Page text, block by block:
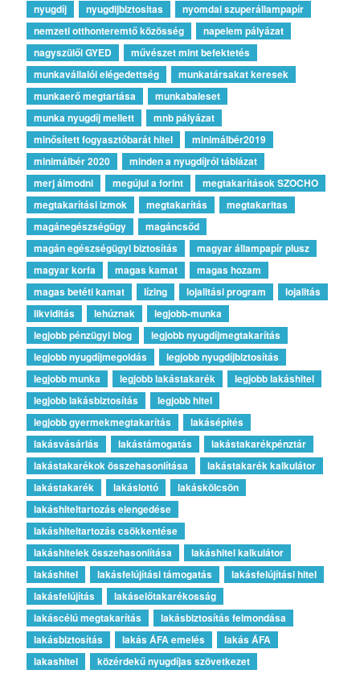
nyugdíj
nyugdijbiztositas
nyomdai szuperállampapír
nemzeti otthonteremtő közösség
napelem pályázat
nagyszülői GYED
művészet mint befektetés
munkavállalói elégedettség
munkatársakat keresek
munkaerő megtartása
munkabaleset
munka nyugdíj mellett
mnb pályázat
minősített fogyasztóbarát hitel
minimálbér2019
minimálbér 2020
minden a nyugdíjról táblázat
merj álmodni
megújul a forint
megtakarítások SZOCHO
megtakarítási izmok
megtakarítás
megtakaritas
magánegészségügy
magáncsőd
magán egészségügyi biztosítás
magyar állampapír plusz
magyar korfa
magas kamat
magas hozam
magas betéti kamat
lízing lojalitási program
lojalitás
likviditás
lehúznak
legjobb-munka
legjobb pénzügyi blog
legjobb nyugdíjmegtakarítás
legjobb nyugdíjmegoldás
legjobb nyugdíjbiztosítás
legjobb munka
legjobb lakástakarék
legjobb lakáshitel
legjobb lakásbiztosítás
legjobb hitel
legjobb gyermekmegtakarítás
lakásépítés
lakásvásárlás
lakástámogatás
lakástakarékpénztár
lakástakarékok összehasonlítása
lakástakarék kalkulátor
lakástakarék
lakáslottó
lakáskölcsön
lakáshiteltartozás elengedése
lakáshiteltartozás csökkentése
lakáshitelek összehasonlítása
lakáshitel kalkulátor
lakáshitel
lakásfelújítási támogatás
lakásfelújítási hitel
lakásfelújítás
lakáselőtakarékosság
lakáscélú megtakarítás
lakásbiztosítás felmondása
lakásbiztosítás
lakás ÁFA emelés
lakás ÁFA
lakashitel
közérdekű nyugdíjas szövetkezet